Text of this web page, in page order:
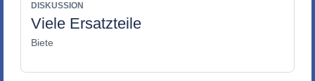
DISKUSSION
Viele Ersatzteile
Biete